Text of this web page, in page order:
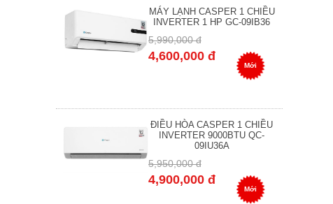
MÁY LẠNH CASPER 1 CHIỀU
INVERTER 1 HP GC-09IB36
5,990,000 đ
4,600,000 đ
Mới
ĐIỀU HÒA CASPER 1 CHIỀU
INVERTER 9000BTU QC-
09IU36A
5,950,000 đ
4,900,000 đ
Mới